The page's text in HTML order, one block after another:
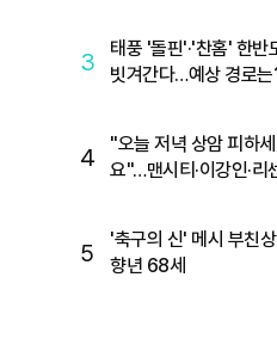
3
태풍 '돌핀'·'찬홈' 한반
빗겨간다…예상 경로는
4
"오늘 저녁 상암 피하세
요"…맨시티·이강인·리
5
'축구의 신' 메시 부친
향년 68세